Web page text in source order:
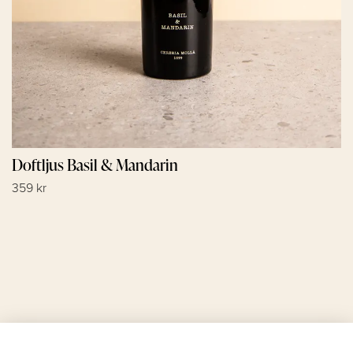
Doftljus Basil & Mandarin
359 kr